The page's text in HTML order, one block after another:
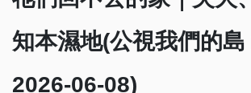
知本濕地(公視我們的
2026-06-08)